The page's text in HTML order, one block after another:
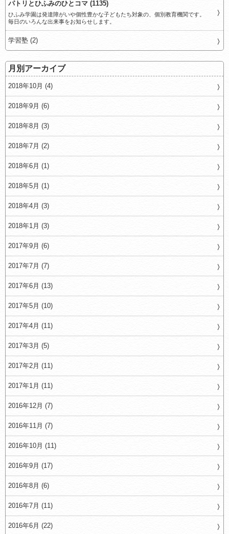
パトリとひふみのひとコマ (1135)
ひふみ学園は発達障がいや個性豊かな子どもたち対象の、個別教育機関です。
毎日のいろんな出来事をお知らせします。
学習塾 (2)
月別アーカイブ
2018年10月 (4)
2018年9月 (6)
2018年8月 (3)
2018年7月 (2)
2018年6月 (1)
2018年5月 (1)
2018年4月 (3)
2018年1月 (3)
2017年9月 (6)
2017年7月 (7)
2017年6月 (13)
2017年5月 (10)
2017年4月 (11)
2017年3月 (5)
2017年2月 (11)
2017年1月 (11)
2016年12月 (7)
2016年11月 (7)
2016年10月 (11)
2016年9月 (17)
2016年8月 (6)
2016年7月 (11)
2016年6月 (22)